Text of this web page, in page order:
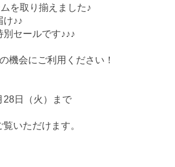
を取り揃えました♪
け♪♪
セールです♪♪♪
機会にご利用ください！
28日（火）まで
いただけます。